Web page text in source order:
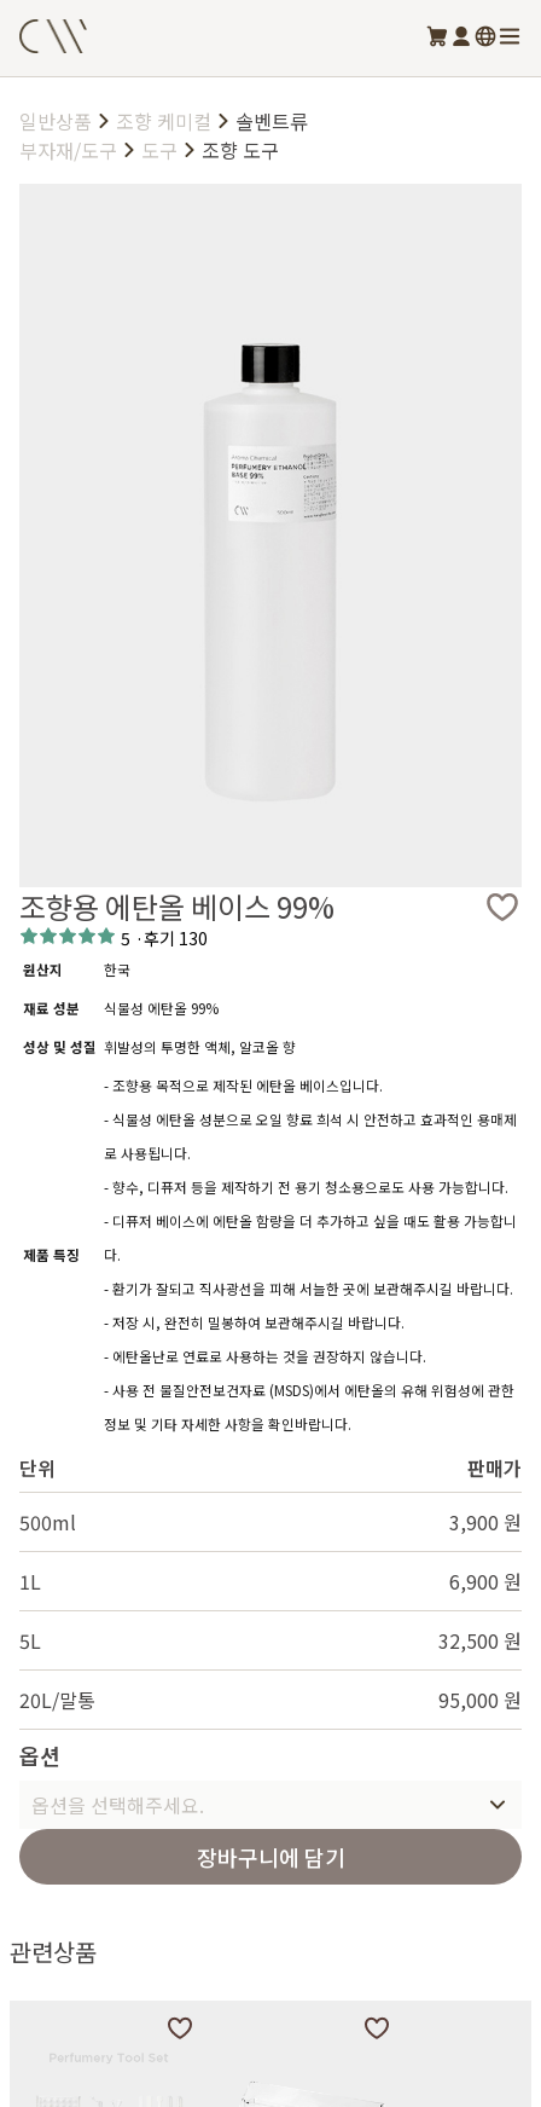
일반상품 조향 케미컬
솔벤트류
부자재/도구
도구 조향 도구
조향용 에탄올 베이스 99%
5 ·후기 130
원산지
한국
재료 성분
식물성 에탄올 99%
성상 및 성질 휘발성의 투명한 액체, 알코올 향
제품 특징
- 조향용 목적으로 제작된 에탄올 베이스입니다.
- 식물성 에탄올 성분으로 오일 향료 희석 시 안전하고 효과적인 용매제
로 사용됩니다.
- 향수, 디퓨저 등을 제작하기 전 용기 청소용으로도 사용 가능합니다.
- 디퓨저 베이스에 에탄올 함량을 더 추가하고 싶을 때도 활용 가능합니
다.
- 환기가 잘되고 직사광선을 피해 서늘한 곳에 보관해주시길 바랍니다.
- 저장 시, 완전히 밀봉하여 보관해주시길 바랍니다.
- 에탄올난로 연료로 사용하는 것을 권장하지 않습니다.
- 사용 전 물질안전보건자료 (MSDS)에서 에탄올의 유해 위험성에 관한
정보 및 기타 자세한 사항을 확인바랍니다.
단위
판매가
500ml
3,900 원
1L 6,900 원
5L 32,500 원
20L/말통 95,000 원
옵션
옵션을 선택해주세요.
장바구니에 담기
관련상품